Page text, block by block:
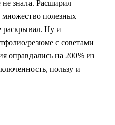
знала. Расширил
множество полезных
раскрывал. Ну и
резюме с советами
оправдались на 200% из
пользу и